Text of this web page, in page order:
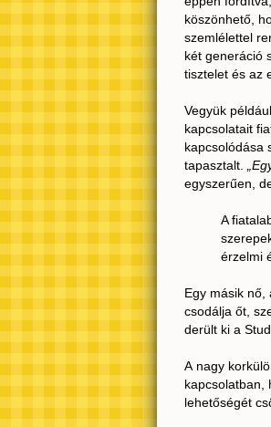
köszönhető,
szemlélettel
két generáció
tisztelet és az
Vegyük
kapcsolatait
kapcsolódása
tapasztalt.
egyszerűen,
A
érzelmi
Egy másik nő,
csodálja őt,
derült ki a
A nagy
kapcsolatban,
lehetőségét